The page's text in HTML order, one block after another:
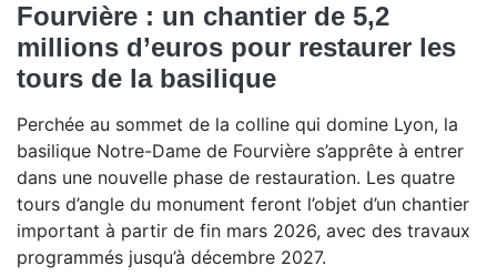
Fourvière : un chantier de 5,2
millions d’euros pour restaurer les
tours de la basilique
Perchée au sommet de la colline qui domine Lyon, la
basilique Notre-Dame de Fourvière s’apprête à entrer
dans une nouvelle phase de restauration. Les quatre
tours d’angle du monument feront l’objet d’un chantier
important à partir de fin mars 2026, avec des travaux
programmés jusqu’à décembre 2027.